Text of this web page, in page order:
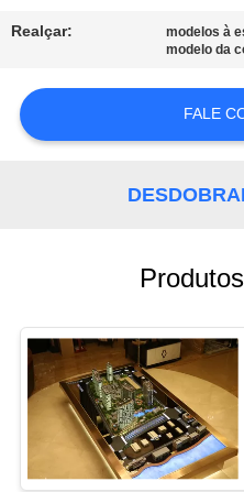
QUALIDADE
CONTACTE-
NOS
CITAÇÕES
MAPA
DO
SITE
Realçar: modelos à
modelo da
FALE